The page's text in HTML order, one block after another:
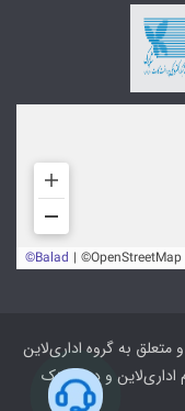
به گروه اداری‌لاین
اداری‌لاین و درج لینک